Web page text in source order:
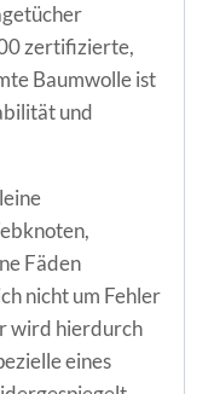
zertifizierte,
Baumwolle ist
und
Fäden
nicht um Fehler
wird hierdurch
eines